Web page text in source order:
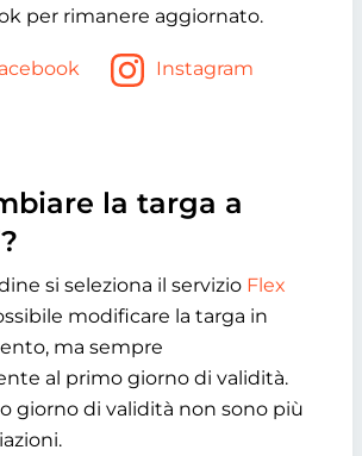
per rimanere aggiornato.
Instagram
la targa a
si seleziona il servizio Flex
modificare la targa in
ma sempre
al primo giorno di validità.
giorno di validità non sono più